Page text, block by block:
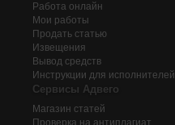
Работа онлайн
Мои работы
Продать статью
Извещения
Вывод средств
Инструкции для исполнителей
Сервисы Адвего
Магазин статей
Проверка на антиплагиат